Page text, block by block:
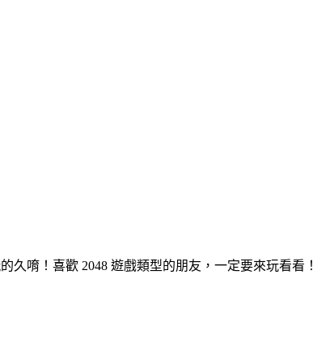
唷！喜歡 2048 遊戲類型的朋友，一定要來玩看看！